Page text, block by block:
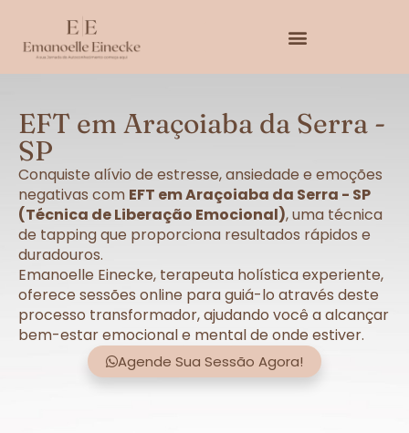
EFT em Araçoiaba da Serra -
SP
Conquiste alívio de estresse, ansiedade e emoções
negativas com EFT em Araçoiaba da Serra - SP
(Técnica de Liberação Emocional), uma técnica
de tapping que proporciona resultados rápidos e
duradouros.
Emanoelle Einecke, terapeuta holística experiente,
oferece sessões online para guiá-lo através deste
processo transformador, ajudando você a alcançar
bem-estar emocional e mental de onde estiver.
Agende Sua Sessão Agora!